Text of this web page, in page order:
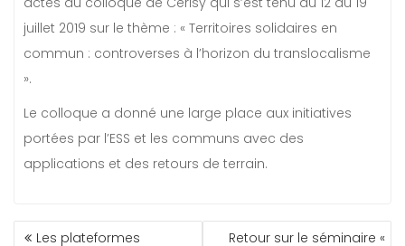
juillet 2019 sur le thème : « Territoires solidaires en
commun : controverses à l’horizon du translocalisme
».
Le colloque a donné une large place aux initiatives
portées par l’ESS et les communs avec des
applications et des retours de terrain.
NAVIGATION
Les plateformes
Retour sur le séminaire «